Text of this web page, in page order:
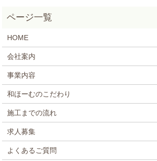
HOME
会社案内
事業内容
和ほーむのこだわり
施工までの流れ
求人募集
よくあるご質問